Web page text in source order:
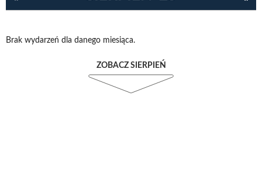
Brak wydarzeń dla danego miesiąca.
ZOBACZ SIERPIEŃ